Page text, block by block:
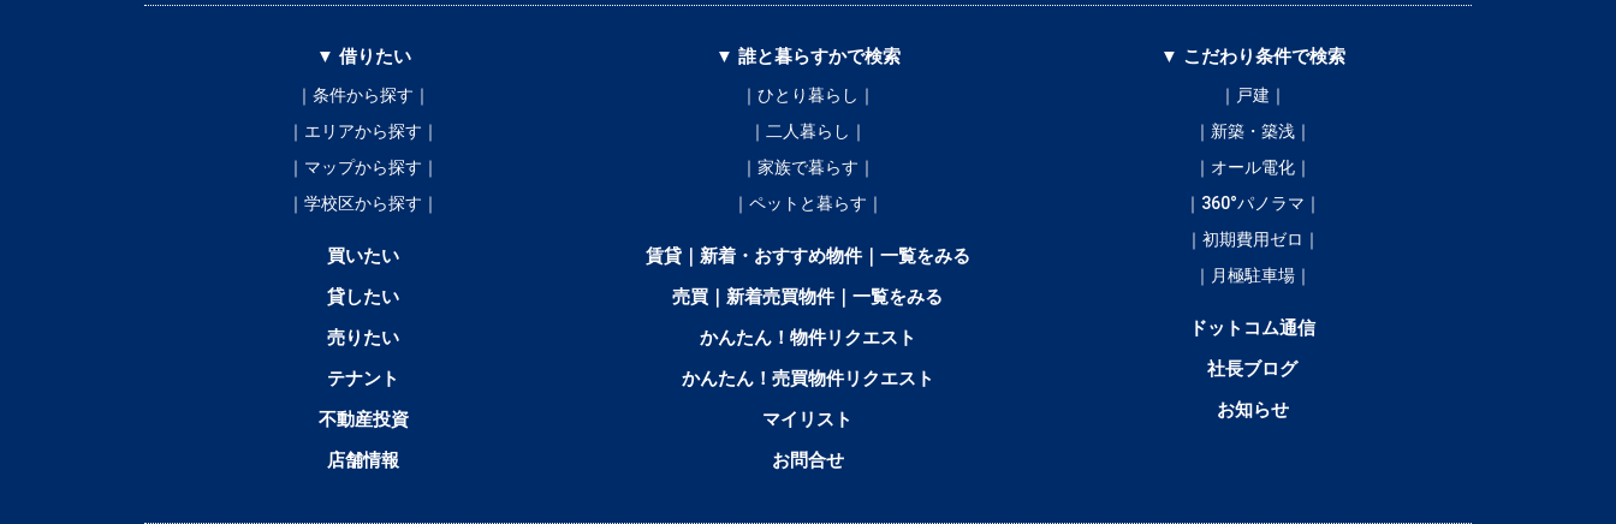
▼ 借りたい
｜条件から探す｜
｜エリアから探す｜
｜マップから探す｜
｜学校区から探す｜
買いたい
貸したい
売りたい
テナント
不動産投資
店舗情報
▼ 誰と暮らすかで検索
｜ひとり暮らし｜
｜二人暮らし｜
｜家族で暮らす｜
｜ペットと暮らす｜
賃貸｜新着・おすすめ物件｜一覧をみる
売買｜新着売買物件｜一覧をみる
かんたん！物件リクエスト
かんたん！売買物件リクエスト
マイリスト
お問合せ
▼ こだわり条件で検索
｜戸建｜
｜新築・築浅｜
｜オール電化｜
｜360°パノラマ｜
｜初期費用ゼロ｜
｜月極駐車場｜
ドットコム通信
社長ブログ
お知らせ